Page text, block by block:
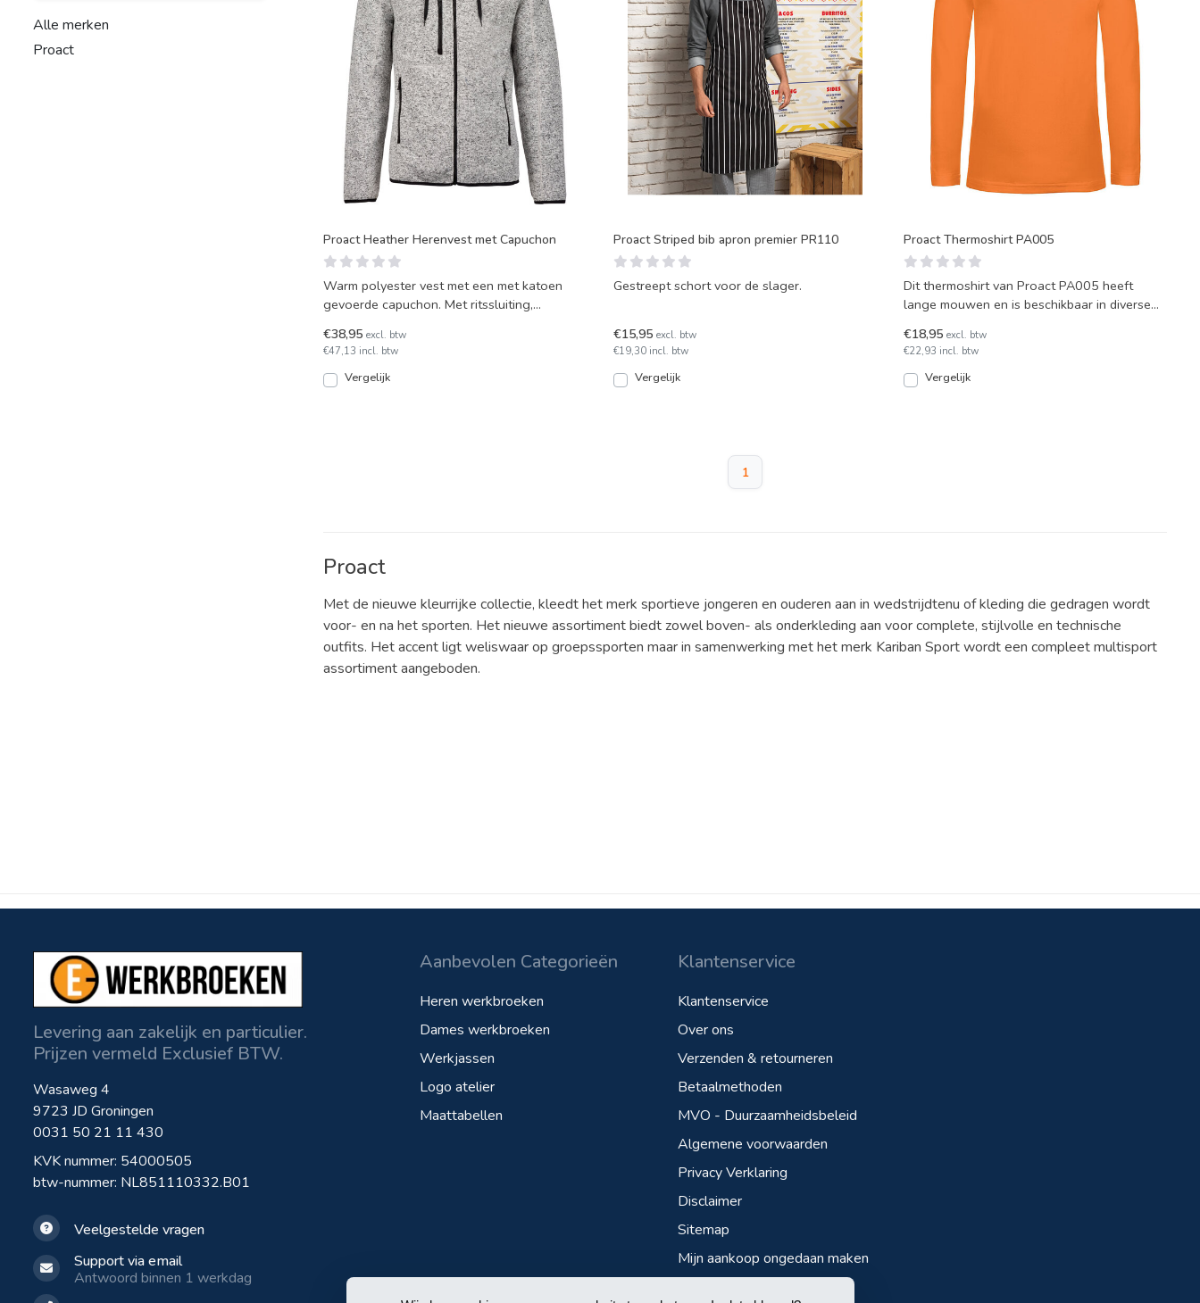
Alle merken
Proact
Proact Heather Herenvest met Capuchon
Warm polyester vest met een met katoen
gevoerde capuchon. Met ritssluiting,
€38,95 excl. btw
€47,13 incl. btw
Vergelijk
Proact Striped bib apron premier PR110
Gestreept schort voor de slager.
€15,95 excl. btw
€19,30 incl. btw
Vergelijk
Proact Thermoshirt PA005
Dit thermoshirt van Proact PA005 heeft
lange mouwen en is beschikbaar in diverse
€18,95 excl. btw
€22,93 incl. btw
Vergelijk
1
Proact
Met de nieuwe kleurrijke collectie, kleedt het merk sportieve jongeren en ouderen aan in wedstrijdtenu of kleding die gedragen wordt
voor- en na het sporten. Het nieuwe assortiment biedt zowel boven- als onderkleding aan voor complete, stijlvolle en technische
outfits. Het accent ligt weliswaar op groepssporten maar in samenwerking met het merk Kariban Sport wordt een compleet multisport
assortiment aangeboden.
Levering aan zakelijk en particulier.
Prijzen vermeld Exclusief BTW.
Wasaweg 4
9723 JD Groningen
0031 50 21 11 430
KVK nummer: 54000505
btw-nummer: NL851110332.B01
Veelgestelde vragen
Support via email
Antwoord binnen 1 werkdag
Aanbevolen Categorieën
Heren werkbroeken
Dames werkbroeken
Werkjassen
Logo atelier
Maattabellen
Klantenservice
Klantenservice
Over ons
Verzenden & retourneren
Betaalmethoden
MVO - Duurzaamheidsbeleid
Algemene voorwaarden
Privacy Verklaring
Disclaimer
Sitemap
Mijn aankoop ongedaan maken